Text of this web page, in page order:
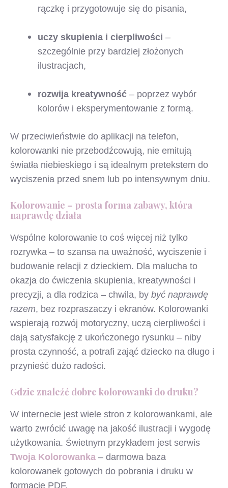
rączkę i przygotowuje się do pisania,
uczy skupienia i cierpliwości –
szczególnie przy bardziej złożonych
ilustracjach,
rozwija kreatywność – poprzez wybór
kolorów i eksperymentowanie z formą.
W przeciwieństwie do aplikacji na telefon,
kolorowanki nie przebodźcowują, nie emitują
światła niebieskiego i są idealnym pretekstem do
wyciszenia przed snem lub po intensywnym dniu.
Kolorowanie – prosta forma zabawy, która
naprawdę działa
Wspólne kolorowanie to coś więcej niż tylko
rozrywka – to szansa na uważność, wyciszenie i
budowanie relacji z dzieckiem. Dla malucha to
okazja do ćwiczenia skupienia, kreatywności i
precyzji, a dla rodzica – chwila, by być naprawdę
razem, bez rozpraszaczy i ekranów. Kolorowanki
wspierają rozwój motoryczny, uczą cierpliwości i
dają satysfakcję z ukończonego rysunku – niby
prosta czynność, a potrafi zająć dziecko na długo i
przynieść dużo radości.
Gdzie znaleźć dobre kolorowanki do druku?
W internecie jest wiele stron z kolorowankami, ale
warto zwrócić uwagę na jakość ilustracji i wygodę
użytkowania. Świetnym przykładem jest serwis
Twoja Kolorowanka – darmowa baza
kolorowanek gotowych do pobrania i druku w
formacie PDF.